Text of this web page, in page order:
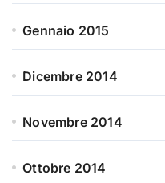
Gennaio 2015
Dicembre 2014
Novembre 2014
Ottobre 2014